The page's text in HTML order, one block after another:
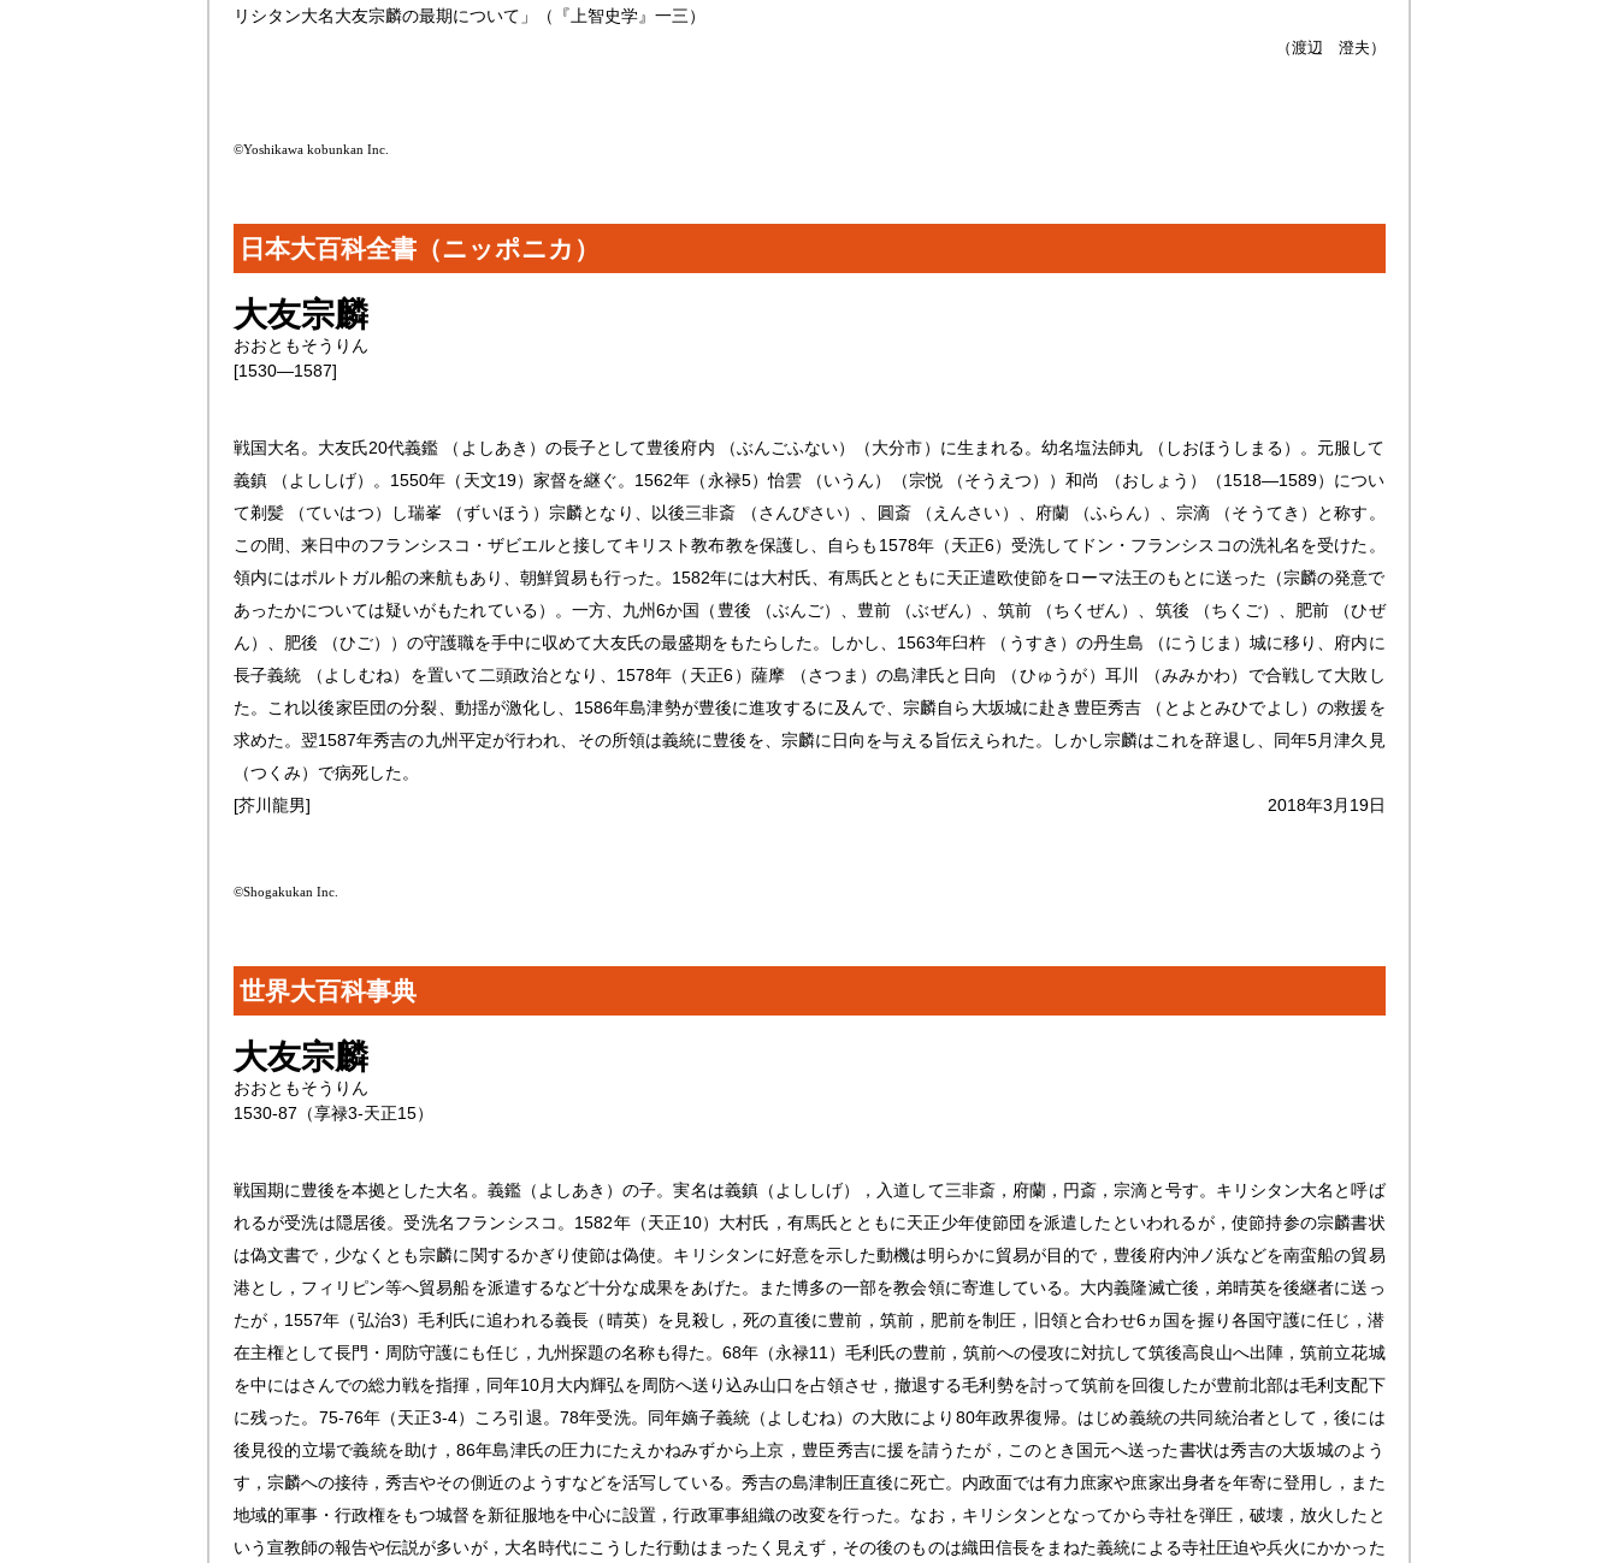
リシタン大名大友宗麟の最期について」（『上智史学』一三）
（渡辺 澄夫）
©Yoshikawa kobunkan Inc.
日本大百科全書（ニッポニカ）
大友宗麟
おおともそうりん
[1530―1587]
戦国大名。大友氏20代義鑑 （よしあき）の長子として豊後府内 （ぶんごふない）（大分市）に生まれる。幼名塩法師丸 （しおほうしまる）。元服して
義鎮 （よししげ）。1550年（天文19）家督を継ぐ。1562年（永禄5）怡雲 （いうん）（宗悦 （そうえつ））和尚 （おしょう）（1518―1589）につい
て剃髪 （ていはつ）し瑞峯 （ずいほう）宗麟となり、以後三非斎 （さんぴさい）、圓斎 （えんさい）、府蘭 （ふらん）、宗滴 （そうてき）と称す。
この間、来日中のフランシスコ・ザビエルと接してキリスト教布教を保護し、自らも1578年（天正6）受洗してドン・フランシスコの洗礼名を受けた。
領内にはポルトガル船の来航もあり、朝鮮貿易も行った。1582年には大村氏、有馬氏とともに天正遣欧使節をローマ法王のもとに送った（宗麟の発意で
あったかについては疑いがもたれている）。一方、九州6か国（豊後 （ぶんご）、豊前 （ぶぜん）、筑前 （ちくぜん）、筑後 （ちくご）、肥前 （ひぜ
ん）、肥後 （ひご））の守護職を手中に収めて大友氏の最盛期をもたらした。しかし、1563年臼杵 （うすき）の丹生島 （にうじま）城に移り、府内に
長子義統 （よしむね）を置いて二頭政治となり、1578年（天正6）薩摩 （さつま）の島津氏と日向 （ひゅうが）耳川 （みみかわ）で合戦して大敗し
た。これ以後家臣団の分裂、動揺が激化し、1586年島津勢が豊後に進攻するに及んで、宗麟自ら大坂城に赴き豊臣秀吉 （とよとみひでよし）の救援を
求めた。翌1587年秀吉の九州平定が行われ、その所領は義統に豊後を、宗麟に日向を与える旨伝えられた。しかし宗麟はこれを辞退し、同年5月津久見
（つくみ）で病死した。
[芥川龍男]
2018年3月19日
©Shogakukan Inc.
世界大百科事典
大友宗麟
おおともそうりん
1530-87（享禄3-天正15）
戦国期に豊後を本拠とした大名。義鑑（よしあき）の子。実名は義鎮（よししげ），入道して三非斎，府蘭，円斎，宗滴と号す。キリシタン大名と呼ば
れるが受洗は隠居後。受洗名フランシスコ。1582年（天正10）大村氏，有馬氏とともに天正少年使節団を派遣したといわれるが，使節持参の宗麟書状
は偽文書で，少なくとも宗麟に関するかぎり使節は偽使。キリシタンに好意を示した動機は明らかに貿易が目的で，豊後府内沖ノ浜などを南蛮船の貿易
港とし，フィリピン等へ貿易船を派遣するなど十分な成果をあげた。また博多の一部を教会領に寄進している。大内義隆滅亡後，弟晴英を後継者に送っ
たが，1557年（弘治3）毛利氏に追われる義長（晴英）を見殺し，死の直後に豊前，筑前，肥前を制圧，旧領と合わせ6ヵ国を握り各国守護に任じ，潜
在主権として長門・周防守護にも任じ，九州探題の名称も得た。68年（永禄11）毛利氏の豊前，筑前への侵攻に対抗して筑後高良山へ出陣，筑前立花城
を中にはさんでの総力戦を指揮，同年10月大内輝弘を周防へ送り込み山口を占領させ，撤退する毛利勢を討って筑前を回復したが豊前北部は毛利支配下
に残った。75-76年（天正3-4）ころ引退。78年受洗。同年嫡子義統（よしむね）の大敗により80年政界復帰。はじめ義統の共同統治者として，後には
後見役的立場で義統を助け，86年島津氏の圧力にたえかねみずから上京，豊臣秀吉に援を請うたが，このとき国元へ送った書状は秀吉の大坂城のよう
す，宗麟への接待，秀吉やその側近のようすなどを活写している。秀吉の島津制圧直後に死亡。内政面では有力庶家や庶家出身者を年寄に登用し，また
地域的軍事・行政権をもつ城督を新征服地を中心に設置，行政軍事組織の改変を行った。なお，キリシタンとなってから寺社を弾圧，破壊，放火したと
いう宣教師の報告や伝説が多いが，大名時代にこうした行動はまったく見えず，その後のものは織田信長をまねた義統による寺社圧迫や兵火にかかった